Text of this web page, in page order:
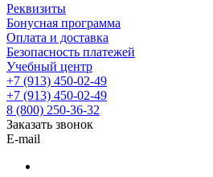
Реквизиты
Бонусная программа
Оплата и доставка
Безопасность платежей
Учебный центр
+7 (913) 450-02-49
+7 (913) 450-02-49
8 (800) 250-36-32
Заказать звонок
E-mail